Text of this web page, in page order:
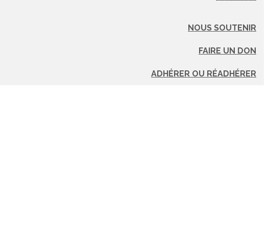
NOUS SOUTENIR
FAIRE UN DON
ADHÉRER OU RÉADHÉRER